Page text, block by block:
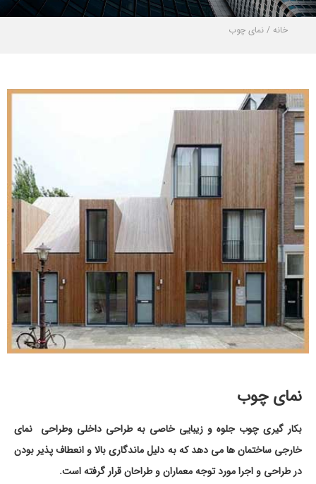
خانه / نمای چوب
نمای چوب
بکار گیری چوب جلوه و زیبایی خاصی به طراحی داخلی وطراحی نمای
خارجی ساختمان ها می دهد که به دلیل ماندگاری بالا و انعطاف پذیر بودن
در طراحی و اجرا مورد توجه معماران و طراحان قرار گرفته است.